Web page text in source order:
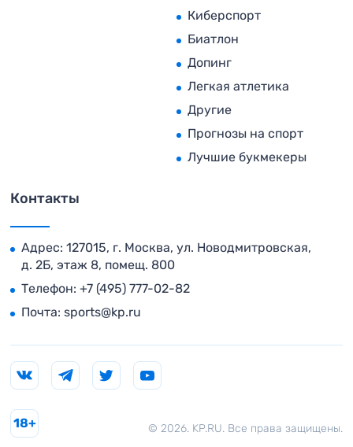
Киберспорт
Биатлон
Допинг
Легкая атлетика
Другие
Прогнозы на спорт
Лучшие букмекеры
Контакты
Адрес: 127015, г. Москва, ул. Новодмитровская,
д. 2Б, этаж 8, помещ. 800
Телефон: +7 (495) 777-02-82
Почта: sports@kp.ru
© 2026. KP.RU. Все права защищены.
18+